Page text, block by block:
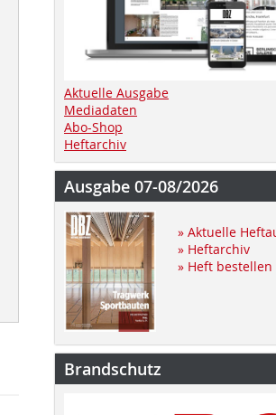
Aktuelle Ausgabe
Mediadaten
Abo-Shop
Heftarchiv
Ausgabe 07-08/2026
» Aktuelle
» Heftarchiv
» Heft bestellen
Brandschutz